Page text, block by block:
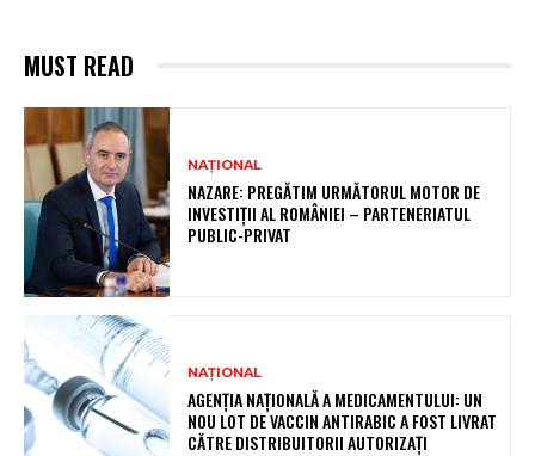
MUST READ
NAȚIONAL
NAZARE: PREGĂTIM URMĂTORUL MOTOR DE
INVESTIȚII AL ROMÂNIEI – PARTENERIATUL
PUBLIC-PRIVAT
NAȚIONAL
AGENȚIA NAȚIONALĂ A MEDICAMENTULUI: UN
NOU LOT DE VACCIN ANTIRABIC A FOST LIVRAT
CĂTRE DISTRIBUITORII AUTORIZAȚI